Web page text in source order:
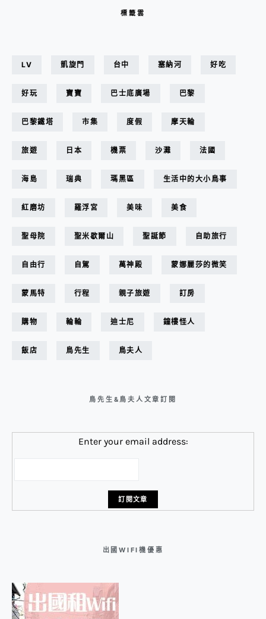
標籤雲
LV 凱旋門 台中 塞納河 好吃
好玩 寶寶 巴士底廣場 巴黎
巴黎鐵塔 市集 度假 摩天輪
旅遊 日本 機票 沙灘 法國
海島 瑞典 瑪黑區 生活中的大小鳥事
紅磨坊 羅浮宮 美味 美食
聖母院 聖米歇爾山 聖誕節 自助旅行
自由行 自駕 萬神殿 蒙娜麗莎的微笑
蒙馬特 行程 親子旅遊 訂房
購物 輪輪 迪士尼 鐘樓怪人
飯店 鳥先生 鳥夫人
鳥先生&鳥夫人文章訂閱
Enter your email address:
出國WIFI機優惠